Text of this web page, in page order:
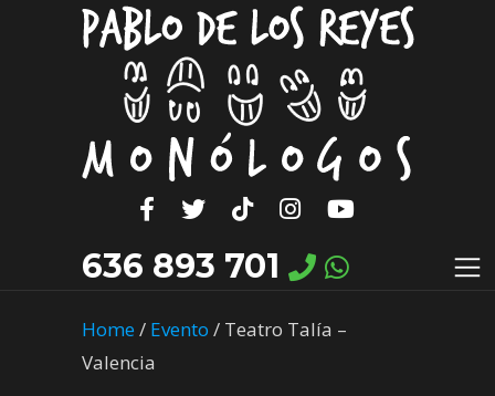
636 893 701
Home/ Evento / Teatro Talía –
Valencia